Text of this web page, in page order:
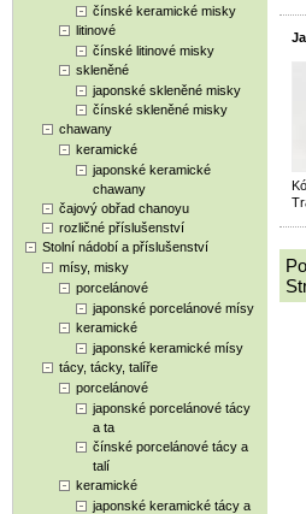
čínské keramické misky
litinové
čínské litinové misky
skleněné
japonské skleněné misky
čínské skleněné misky
chawany
keramické
japonské keramické
chawany
čajový obřad chanoyu
rozličné příslušenství
Stolní nádobí a příslušenství
mísy, misky
porcelánové
japonské porcelánové mísy
keramické
japonské keramické mísy
tácy, tácky, talíře
porcelánové
japonské porcelánové tácy
a ta
čínské porcelánové tácy a
talí
keramické
japonské keramické tácy a